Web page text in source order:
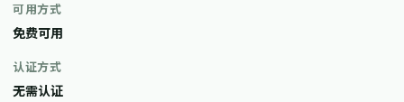
可用方式
免费可用
认证方式
无需认证